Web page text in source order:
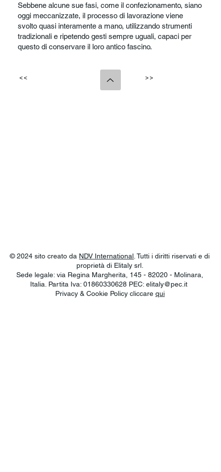
Sebbene alcune sue fasi, come il confezionamento, siano
oggi meccanizzate, il processo di lavorazione viene
svolto quasi interamente a mano, utilizzando strumenti
tradizionali e ripetendo gesti sempre uguali, capaci per
questo di conservare il loro antico fascino.
<< >>
© 2024 sito creato da NDV International. Tutti i diritti riservati e di
proprietà di Elitaly srl.
Sede legale: via Regina Margherita, 145 - 82020 - Molinara,
Italia. Partita Iva: 01860330628 PEC:elitaly@pec.it
Privacy & Cookie Policy cliccare qui